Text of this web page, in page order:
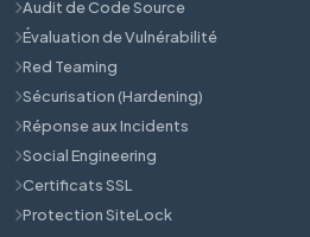
Audit de Code Source
Évaluation de Vulnérabilité
Red Teaming
Sécurisation (Hardening)
Réponse aux Incidents
Social Engineering
Certificats SSL
Protection SiteLock